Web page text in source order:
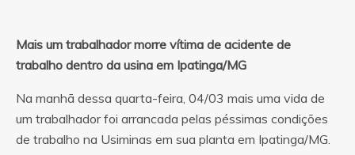
Mais um trabalhador morre vítima de acidente de
trabalho dentro da usina em Ipatinga/MG
Na manhã dessa quarta-feira, 04/03 mais uma vida de
um trabalhador foi arrancada pelas péssimas condições
de trabalho na Usiminas em sua planta em Ipatinga/MG.